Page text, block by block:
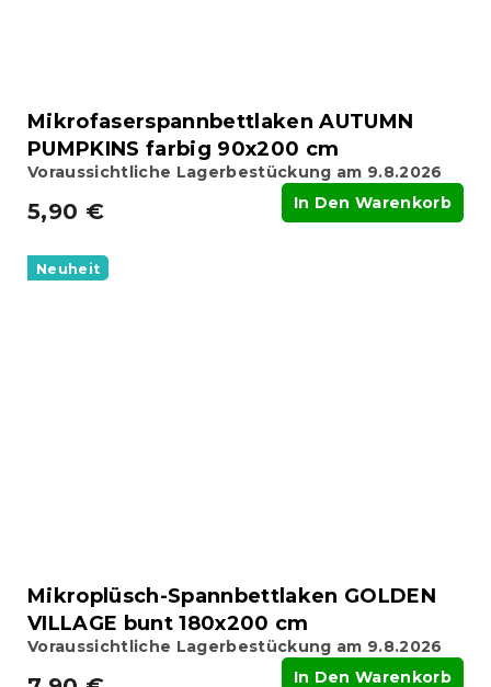
Mikrofaserspannbettlaken AUTUMN
PUMPKINS farbig 90x200 cm
Voraussichtliche Lagerbestückung am 9.8.2026
5,90 € In Den Warenkorb
Neuheit
Mikroplüsch-Spannbettlaken GOLDEN
VILLAGE bunt 180x200 cm
Voraussichtliche Lagerbestückung am 9.8.2026
In Den Warenkorb